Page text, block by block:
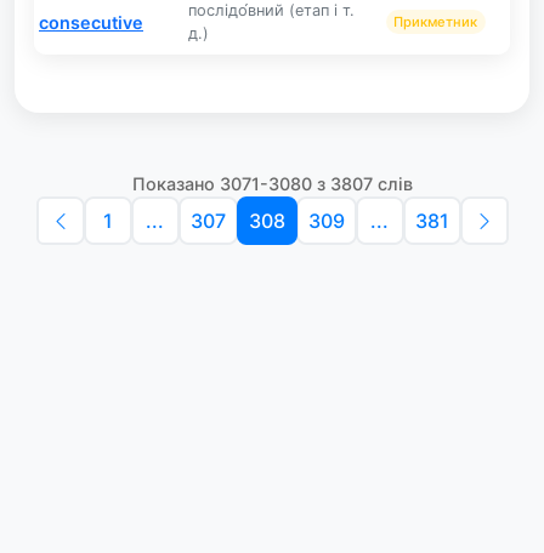
consecutive
послідо́вний (етап і т.
д.)
Прикметник
Показано 3071-3080 з 3807 слів
1 ... 307 308 309 ... 381